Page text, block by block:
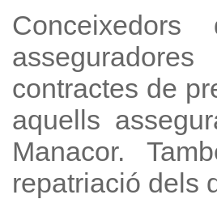
contractes de
aquells
Manacor.
repatriació dels